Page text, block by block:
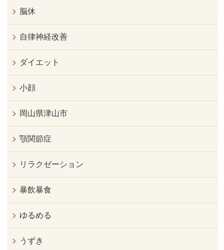
脳休
自律神経改善
ダイエット
小顔
岡山県津山市
顎関節症
リラクゼーション
暴飲暴食
ゆるめる
うずき